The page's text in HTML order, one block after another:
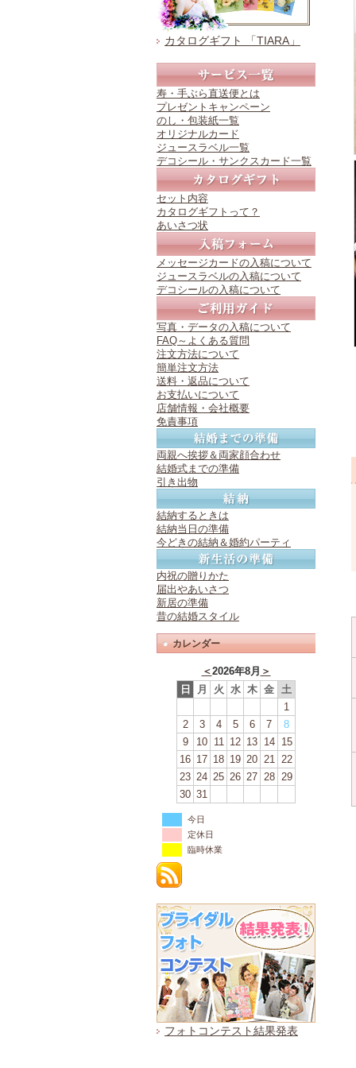
カタログギフト 「TIARA」
寿・手ぶら直送便とは
プレゼントキャンペーン
のし・包装紙一覧
オリジナルカード
ジュースラベル一覧
デコシール・サンクスカード一覧
セット内容
カタログギフトって？
あいさつ状
メッセージカードの入稿について
ジュースラベルの入稿について
デコシールの入稿について
写真・データの入稿について
FAQ～よくある質問
注文方法について
簡単注文方法
送料・返品について
お支払いについて
店舗情報・会社概要
免責事項
両親へ挨拶＆両家顔合わせ
結婚式までの準備
引き出物
結納するときは
結納当日の準備
今どきの結納＆婚約パーティ
内祝の贈りかた
届出やあいさつ
新居の準備
昔の結婚スタイル
カレンダー
＜2026年8月 ＞
日
月 火 水 木 金 土
1
2
3 4 5 6 7
8
9
10 11 12 13 14
15
16 17 18 19 20 21 22
23 24 25 26 27 28 29
30 31
今日
定休日
臨時休業
フォトコンテスト結果発表